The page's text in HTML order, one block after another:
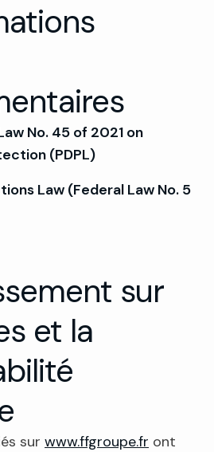
No. 45 of 2021 on
(PDPL)
Law (Federal Law No. 5
sur
et la
sur www.ffgroupe.fr ont